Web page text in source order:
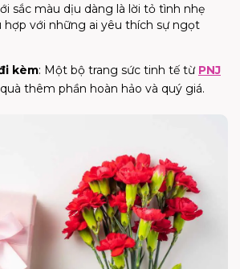
sắc màu dịu dàng là lời tỏ tình nhẹ
hợp với những ai yêu thích sự ngọt
kèm: Một bộ trang sức tinh tế từ PNJ
thêm phần hoàn hảo và quý giá.